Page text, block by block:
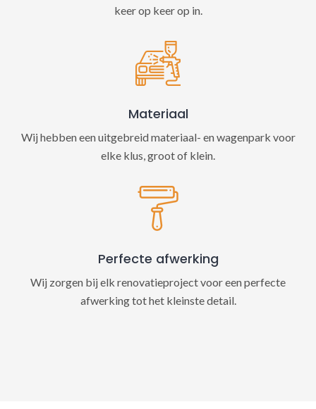
keer op keer op in.
Materiaal
Wij hebben een uitgebreid materiaal- en wagenpark voor
elke klus, groot of klein.
Perfecte afwerking
Wij zorgen bij elk renovatieproject voor een perfecte
afwerking tot het kleinste detail.